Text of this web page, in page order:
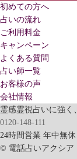
初めての方へ
占いの流れ
ご利用料金
キャンペーン
よくある質問
占い師一覧
お客様の声
会社情報
霊感霊視占いに強く
0120-148-111
24時間営業 年中無
© 電話占いアクシア